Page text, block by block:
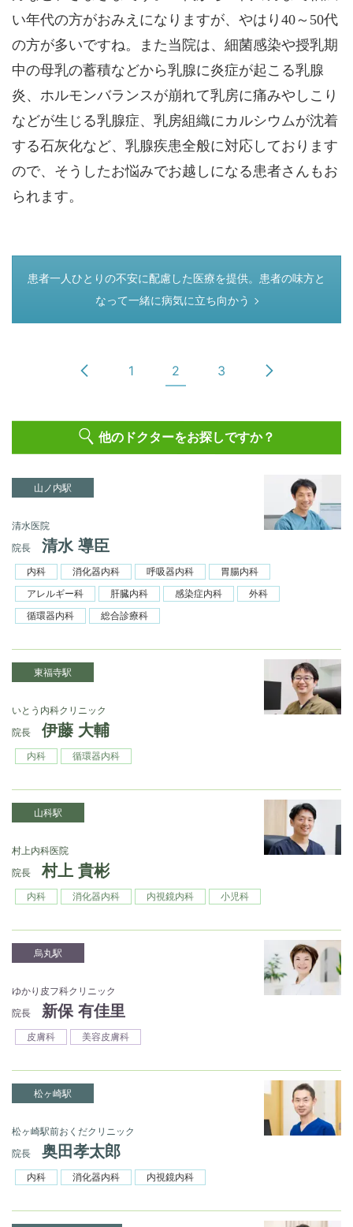
い年代の方がおみえになりますが、やはり40～50代
の方が多いですね。また当院は、細菌感染や授乳期
中の母乳の蓄積などから乳腺に炎症が起こる乳腺
炎、ホルモンバランスが崩れて乳房に痛みやしこり
などが生じる乳腺症、乳房組織にカルシウムが沈着
する石灰化など、乳腺疾患全般に対応しております
ので、そうしたお悩みでお越しになる患者さんもお
られます。
つぎのページ
患者一人ひとりの不安に配慮した医療を提供。患者の味方と
なって一緒に病気に立ち向かう
1 2 3
他のドクターをお探しですか？
山ノ内駅
清水医院
院長
清水 導臣
内科 消化器内科 呼吸器内科
胃腸内科
アレルギー科
肝臓内科 感染症内科
外科
循環器内科
総合診療科
東福寺駅
いとう内科クリニック
院長
伊藤 大輔
内科 循環器内科
山科駅
村上内科医院
院長
村上 貴彬
内科 消化器内科 内視鏡内科 小児科
烏丸駅
ゆかり皮フ科クリニック
院長
新保 有佳里
皮膚科 美容皮膚科
松ヶ崎駅
松ヶ崎駅前おくだクリニック
院長
奥田孝太郎
内科 消化器内科 内視鏡内科